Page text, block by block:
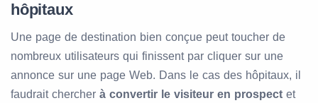
hôpitaux
Une page de destination bien conçue peut toucher de
nombreux utilisateurs qui finissent par cliquer sur une
annonce sur une page Web. Dans le cas des hôpitaux, il
faudrait chercher à convertir le visiteur en prospect et